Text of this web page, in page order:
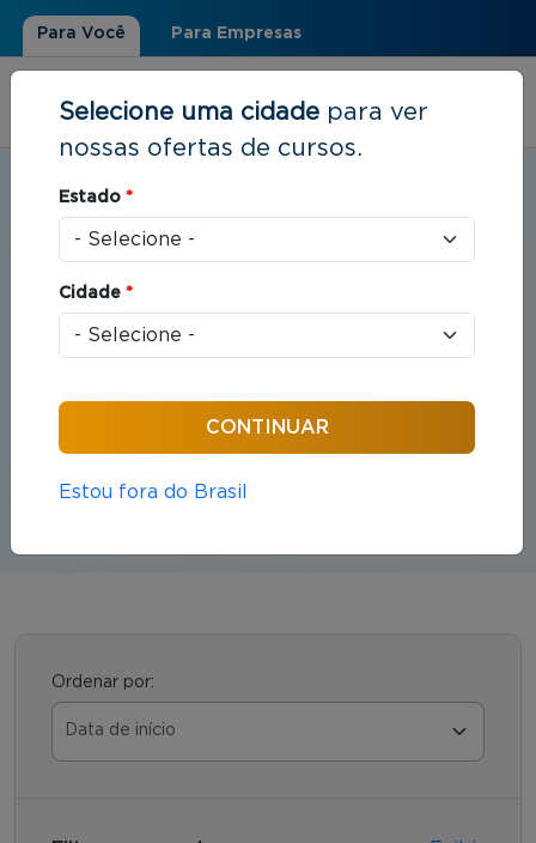
Para Você Para Empresas
Estudar em:Cuiabá, MT
Você está aqui
Cursos em Direito
jurídicas que organizam as relações entre indivíduos
e sociedade.
Ordenar por:
Selecione uma cidade para ver
nossas ofertas de cursos.
Estado *
Cidade *
Estou fora do Brasil